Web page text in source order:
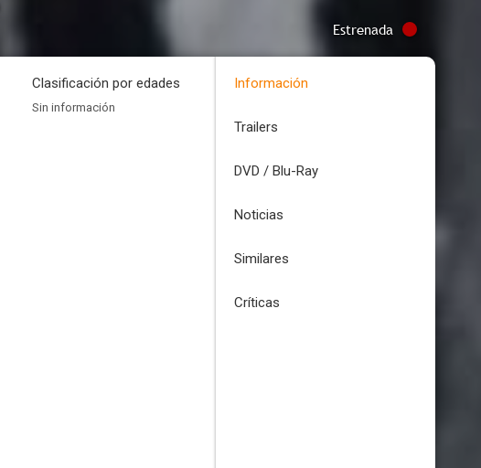
Estrenada
Clasificación por edades
Sin información
Información
Trailers
DVD / Blu-Ray
Noticias
Similares
Críticas